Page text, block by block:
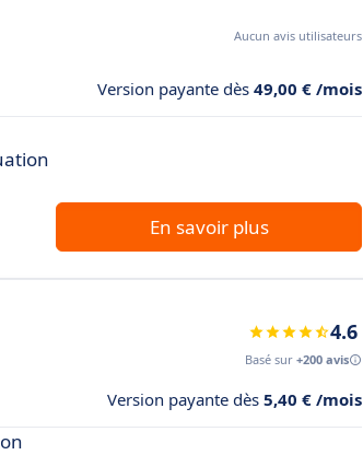
Aucun avis utilisateurs
Version payante dès 49,00 € /mois
En savoir plus
4.6
Basé sur +200 avis
Version payante dès 5,40 € /mois